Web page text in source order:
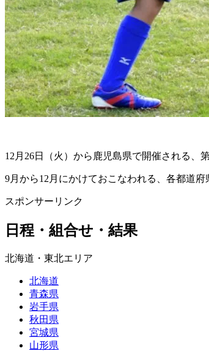
12月26日（火）から鹿児島県で開催される、
9月から12月にかけておこなわれる、各都道
スポンサーリンク
日程・組合せ・結果
北海道・東北エリア
北海道
青森県
岩手県
秋田県
宮城県
山形県